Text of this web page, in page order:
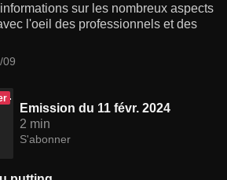
sur les nombreux aspects
l'oeil des professionnels et des
09
Emission du 11 févr. 2024
2 min
S'abonner